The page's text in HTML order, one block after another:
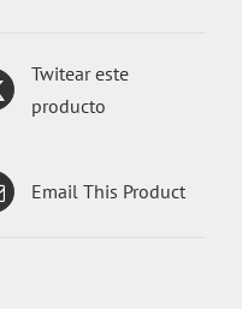
Twitear este
producto
Email This Product